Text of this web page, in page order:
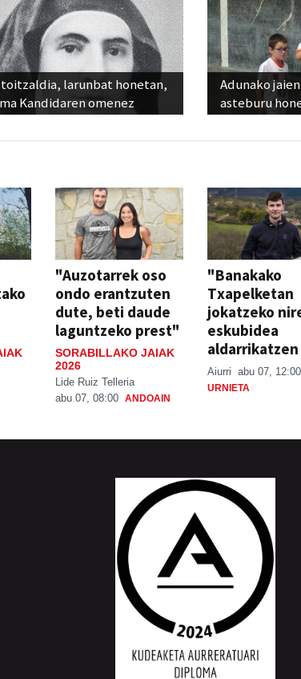
larunbat honetan,
Kandidaren omenez
Adunako
asteburu
"Auzotarrek oso
ondo erantzuten
dute, beti daude
laguntzeko prest"
SORABILLAKO JAIAK
2026
Lide Ruiz Telleria
abu 07, 08:00 ANDOAIN
"Banakako
Txapelketan
jokatzeko
eskubidea
Aiurri abu 07, 12:00
URNIETA